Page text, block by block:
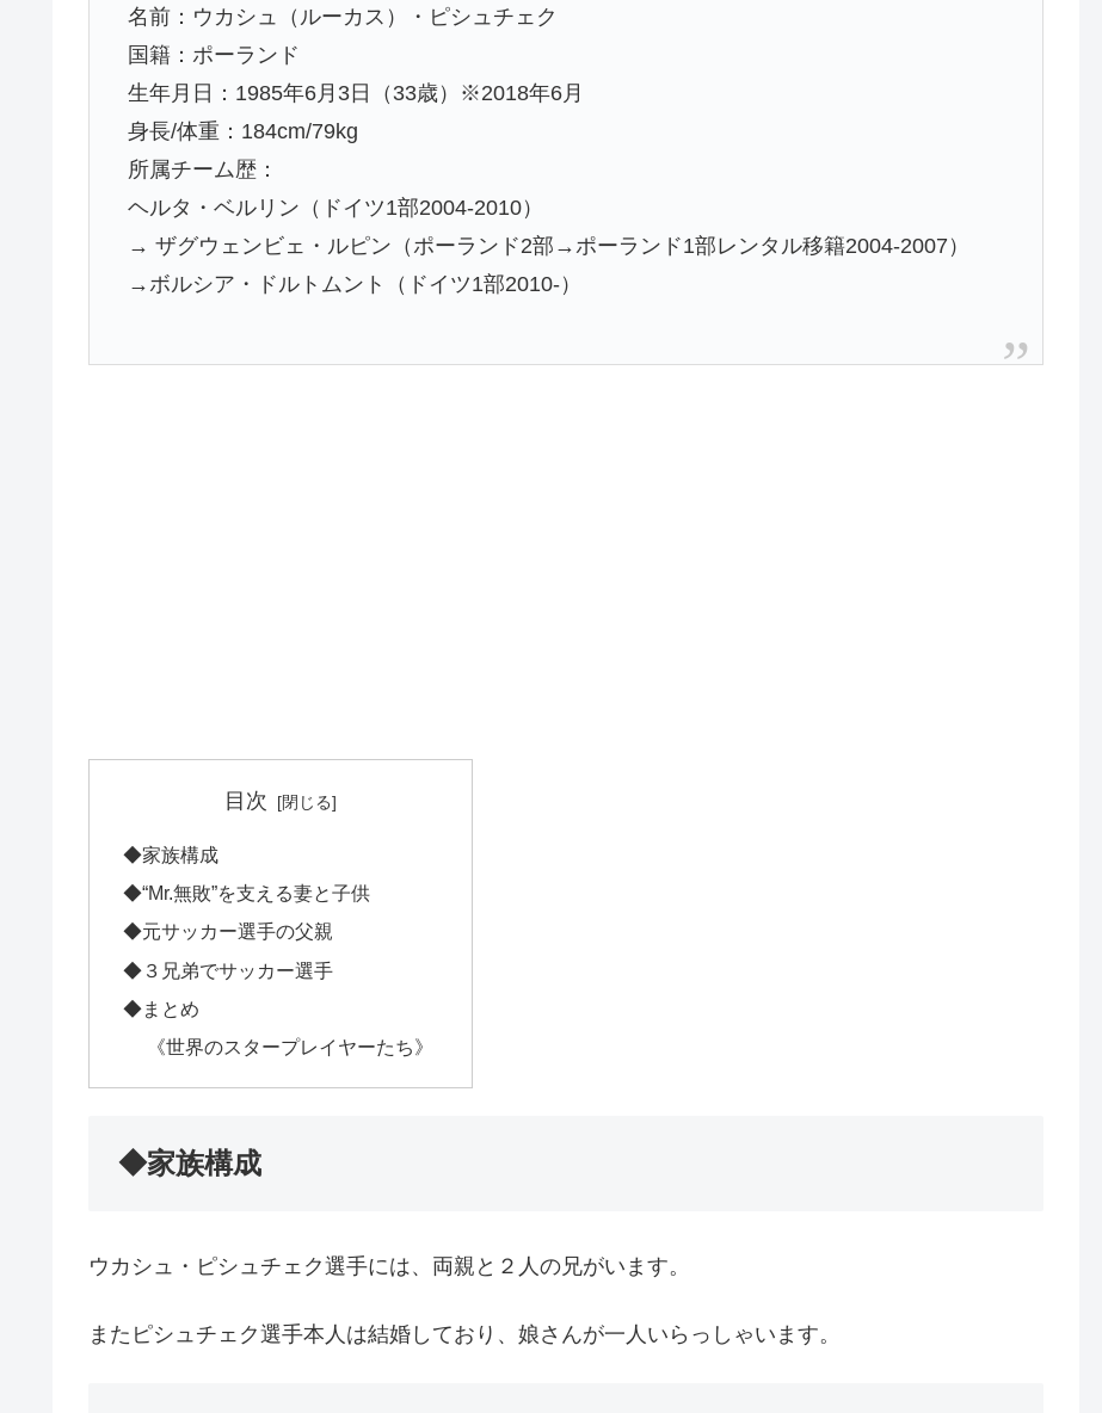
名前：ウカシュ（ルーカス）・ピシュチェク
国籍：ポーランド
生年月日：1985年6月3日（33歳）※2018年6月
身長/体重：184cm/79kg
所属チーム歴：
ヘルタ・ベルリン（ドイツ1部2004-2010）
→ ザグウェンビェ・ルピン（ポーランド2部→ポーランド1部レンタル移籍2004-2007）
→ボルシア・ドルトムント（ドイツ1部2010-）
目次
◆家族構成
◆“Mr.無敗”を支える妻と子供
◆元サッカー選手の父親
◆３兄弟でサッカー選手
◆まとめ
《世界のスタープレイヤーたち》
◆家族構成
ウカシュ・ピシュチェク選手には、両親と２人の兄がいます。
またピシュチェク選手本人は結婚しており、娘さんが一人いらっしゃいます。